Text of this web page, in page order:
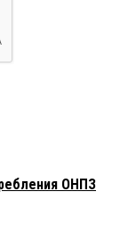
ОНПЗ